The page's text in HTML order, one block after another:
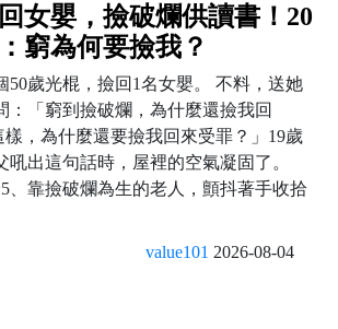
女嬰，撿破爛供讀書！20
窮為何要撿我？
50歲光棍，撿回1名女嬰。 不料，送她
：「窮到撿破爛，為什麼還撿我回
，為什麼還要撿我回來受罪？」19歲
吼出這句話時，屋裡的空氣凝固了。
、靠撿破爛為生的老人，顫抖著手收拾
value101 2026-08-04